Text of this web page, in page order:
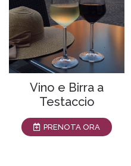
Vino e Birra a
Testaccio
PRENOTA ORA